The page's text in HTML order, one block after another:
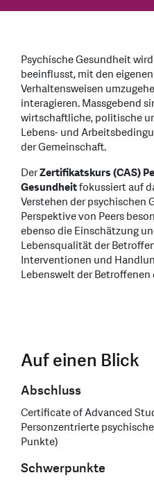
Psychische Gesundheit
beeinflusst, mit den
Verhaltensweisen
interagieren. Massgebend
wirtschaftliche, politische
Lebens- und
der Gemeinschaft.
DerZertifikatskurs (CAS)
Gesundheitfokussiert auf
Verstehen der psychischen
Perspektive von Peers
ebenso die Einschätzung
Lebensqualität der
Interventionen und
Lebenswelt der
Auf einen Blick
Abschluss
Certificate of Advanced
Personzentrierte
Punkte)
Schwerpunkte